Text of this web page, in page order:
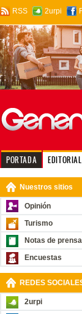
RSS 2urpi
PORTADA EDITORIAL
Nuestros sitios
Opinión
Turismo
Notas de prensa
Encuestas
REDES
2urpi